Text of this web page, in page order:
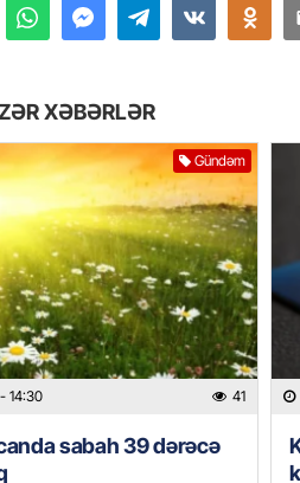
XƏBƏRLƏR
Gündəm
- 14:30 41
sabah 39 dərəcə